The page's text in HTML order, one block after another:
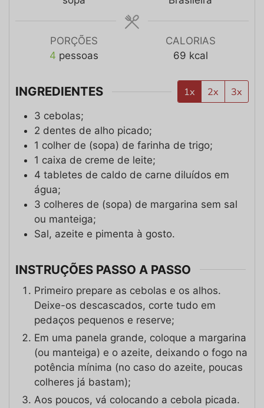
PORÇÕES
4 pessoas
CALORIAS
69 kcal
INGREDIENTES 1x 2x 3x
3 cebolas;
2 dentes de alho picado;
1 colher de (sopa) de farinha de trigo;
1 caixa de creme de leite;
4 tabletes de caldo de carne diluídos em
água;
3 colheres de (sopa) de margarina sem sal
ou manteiga;
Sal, azeite e pimenta à gosto.
INSTRUÇÕES PASSO A PASSO
Primeiro prepare as cebolas e os alhos.
Deixe-os descascados, corte tudo em
pedaços pequenos e reserve;
Em uma panela grande, coloque a margarina
(ou manteiga) e o azeite, deixando o fogo na
potência mínima (no caso do azeite, poucas
colheres já bastam);
Aos poucos, vá colocando a cebola picada.